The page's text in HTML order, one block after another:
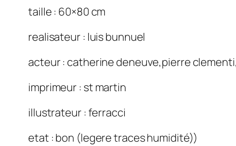
taille : 60×80 cm
realisateur : luis bunnuel
acteur : catherine deneuve,pierre
imprimeur : st martin
illustrateur : ferracci
etat : bon (legere traces humidité))